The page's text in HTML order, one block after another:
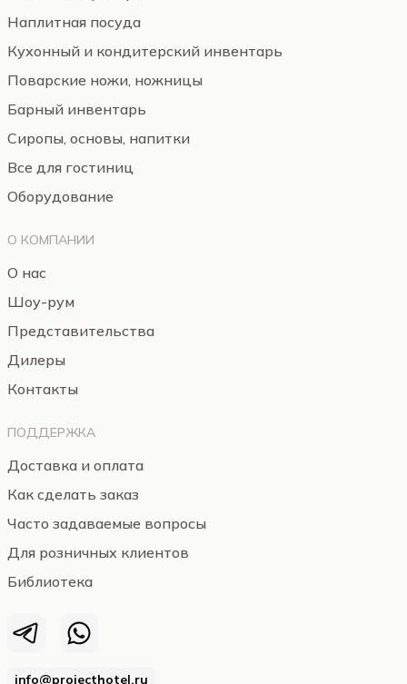
info@projecthotel.ru
Наплитная посуда
Кухонный и кондитерский инвентарь
Поварские ножи, ножницы
Барный инвентарь
Сиропы, основы, напитки
Все для гостиниц
Оборудование
О КОМПАНИИ
О нас
Шоу-рум
Представительства
Дилеры
Контакты
ПОДДЕРЖКА
Доставка и оплата
Как сделать заказ
Часто задаваемые вопросы
Для розничных клиентов
Библиотека